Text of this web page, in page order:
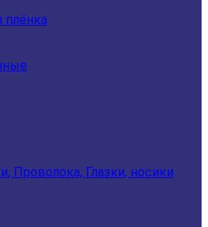
плёнка
Проволока, Глазки, носики